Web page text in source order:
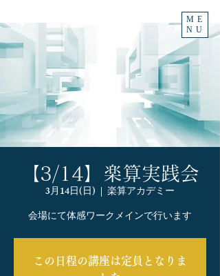
ME
NU
【3/14】楽算実践会
3月14日(日)
  |
楽算アカデミー
この日程の講座は定員となりま